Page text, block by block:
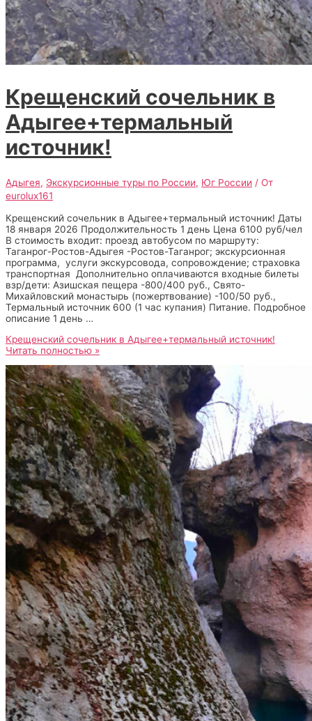
Крещенский сочельник в
Адыгее+термальный
источник!
Адыгея, Экскурсионные туры по России, Юг России / От
eurolux161
Крещенский сочельник в Адыгее+термальный источник! Даты
18 января 2026 Продолжительность 1 день Цена 6100 руб/чел
В стоимость входит: проезд автобусом по маршруту:
Таганрог-Ростов-Адыгея -Ростов-Таганрог; экскурсионная
программа, услуги экскурсовода, сопровождение; страховка
транспортная Дополнительно оплачиваются входные билеты
взр/дети: Азишская пещера -800/400 руб., Свято-
Михайловский монастырь (пожертвование) -100/50 руб.,
Термальный источник 600 (1 час купания) Питание. Подробное
описание 1 день …
Крещенский сочельник в Адыгее+термальный источник!
Читать полностью »